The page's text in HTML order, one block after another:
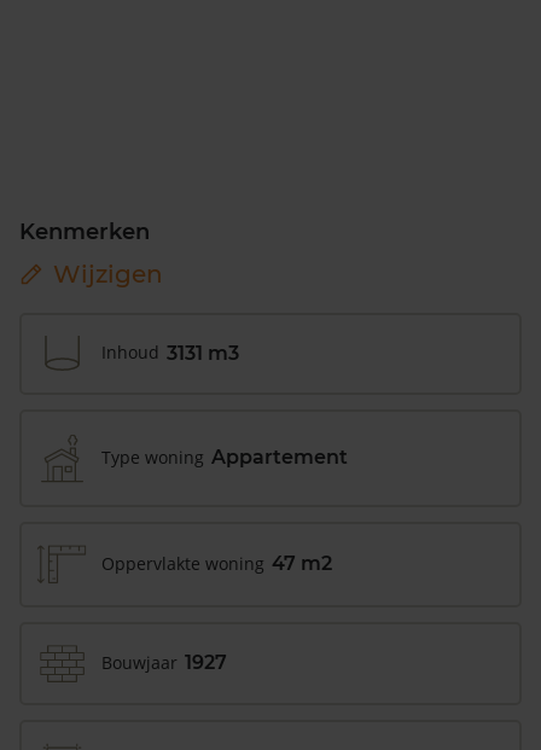
Kenmerken
Wijzigen
Inhoud 3131 m3
Type woning Appartement
Oppervlakte woning 47 m2
Bouwjaar 1927